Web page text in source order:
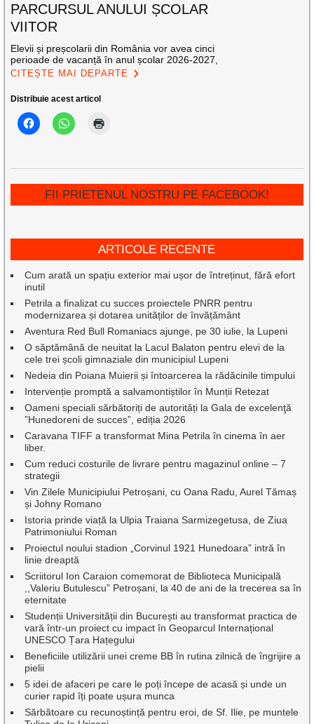
PARCURSUL ANULUI ȘCOLAR
VIITOR
Elevii și preșcolarii din România vor avea cinci
perioade de vacanță în anul școlar 2026-2027,
CITEȘTE MAI DEPARTE
Distribuie acest articol
FII PRIETENUL NOSTRU PE FACEBOOK!
ARTICOLE RECENTE
Cum arată un spațiu exterior mai ușor de întreținut, fără efort
inutil
Petrila a finalizat cu succes proiectele PNRR pentru
modernizarea și dotarea unităților de învățământ
Aventura Red Bull Romaniacs ajunge, pe 30 iulie, la Lupeni
O săptămână de neuitat la Lacul Balaton pentru elevi de la
cele trei școli gimnaziale din municipiul Lupeni
Nedeia din Poiana Muierii și întoarcerea la rădăcinile timpului
Intervenție promptă a salvamontiștilor în Munții Retezat
Oameni speciali sărbătoriți de autorități la Gala de excelenţă
”Hunedoreni de succes”, ediția 2026
Caravana TIFF a transformat Mina Petrila în cinema în aer
liber.
Cum reduci costurile de livrare pentru magazinul online – 7
strategii
Vin Zilele Municipiului Petroșani, cu Oana Radu, Aurel Tămaș
și Johny Romano
Istoria prinde viață la Ulpia Traiana Sarmizegetusa, de Ziua
Patrimoniului Roman
Proiectul noului stadion „Corvinul 1921 Hunedoara” intră în
linie dreaptă
Scriitorul Ion Caraion comemorat de Biblioteca Municipală
,,Valeriu Butulescu” Petroșani, la 40 de ani de la trecerea sa în
eternitate
Studenții Universității din București au transformat practica de
vară într-un proiect cu impact în Geoparcul Internațional
UNESCO Țara Hațegului
Beneficiile utilizării unei creme BB în rutina zilnică de îngrijire a
pielii
5 idei de afaceri pe care le poți începe de acasă și unde un
curier rapid îți poate ușura munca
Sărbătoare cu recunoștință pentru eroi, de Sf. Ilie, pe muntele